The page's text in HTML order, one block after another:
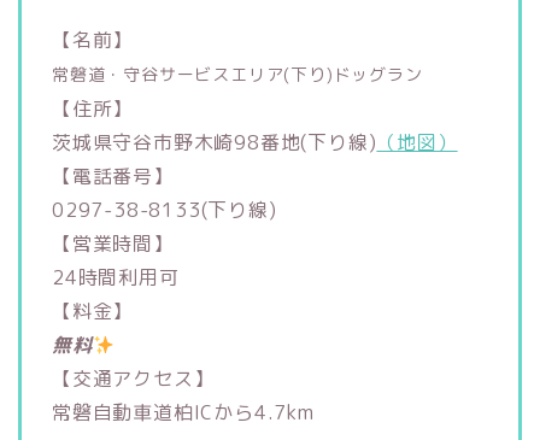
【名前】
常磐道・守谷サービスエリア(下り)ドッグラン
【住所】
茨城県守谷市野木崎98番地(下り線) （地図）
【電話番号】
0297-38-8133(下り線)
【営業時間】
24時間利用可
【料金】
無料
【交通アクセス】
常磐自動車道柏ICから4.7km